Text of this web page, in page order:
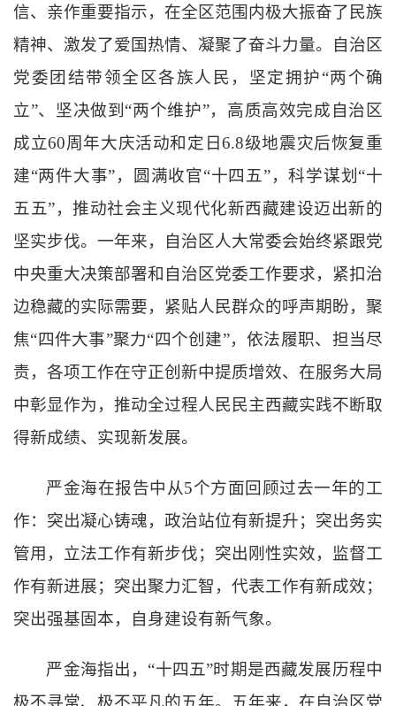
信、亲作重要指示，在全区范围内极大振奋了民族
精神、激发了爱国热情、凝聚了奋斗力量。自治区
党委团结带领全区各族人民，坚定拥护“两个确
立”、坚决做到 “两个维护”，高质高效完成自治区
成立60周年大庆活动和定日6.8级地震灾后恢复重
建“两件大事”，圆满收官“十四五”，科学谋划 “十
五五”，推动社会主义现代化新西藏建设迈出新的
坚实步伐。一年来，自治区人大常委会始终紧跟党
中央重大决策部署和自治区党委工作要求，紧扣治
边稳藏的实际需要，紧贴人民群众的呼声期盼，聚
焦“四件大事”聚力“四个创建”，依法履职、担当尽
责，各项工作在守正创新中提质增效、在服务大局
中彰显作为，推动全过程人民民主西藏实践不断取
得新成绩、实现新发展。
严金海在报告中从5个方面回顾过去一年的工
作：突出凝心铸魂，政治站位有新提升；突出务实
管用，立法工作有新步伐；突出刚性实效，监督工
作有新进展；突出聚力汇智，代表工作有新成效；
突出强基固本，自身建设有新气象。
严金海指出， “十四五”时期是西藏发展历程中
极不寻常、极不平凡的五年。五年来，在自治区党